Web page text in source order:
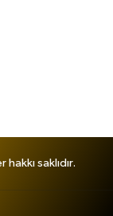
saklıdır.